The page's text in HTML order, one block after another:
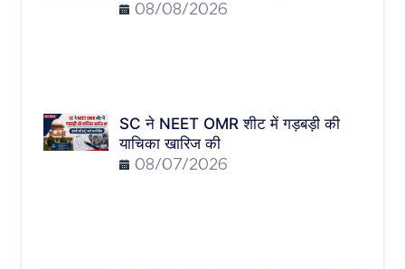
08/08/2026
SC ने NEET OMR शीट में गड़बड़ी की
याचिका खारिज की
08/07/2026